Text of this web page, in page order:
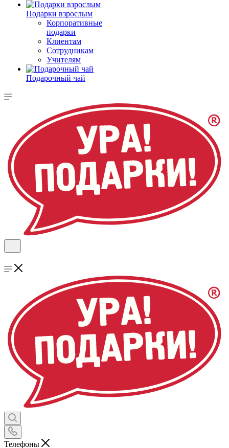
Подарки взрослым
Корпоративные
подарки
Клиентам
Сотрудникам
Учителям
Подарочный чай
Телефоны